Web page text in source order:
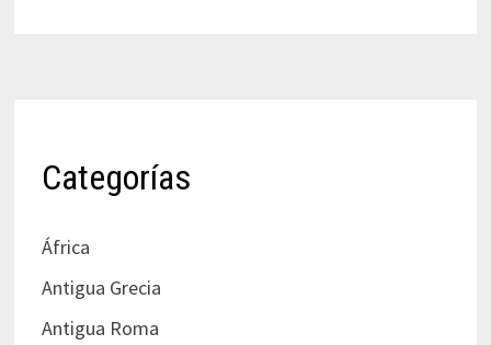
Categorías
África
Antigua Grecia
Antigua Roma